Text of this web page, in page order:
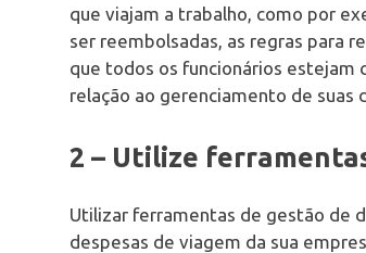
que viajam a trabalho, como por
ser reembolsadas, as regras para
que todos os funcionários estejam
relação ao gerenciamento de suas
2 – Utilize
Utilizar ferramentas de gestão de
despesas de viagem da sua